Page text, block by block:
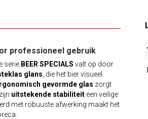
professioneel gebruik
serie BEER SPECIALS valt op door
glans , die het bier visueel
gevormde glas zorgt
uitstekende stabiliteit een veilige
met robuuste afwerking maakt het